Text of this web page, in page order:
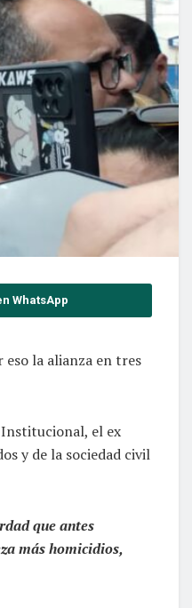
WhatsApp
la alianza en tres
el ex
y de la sociedad civil
que antes
más homicidios,